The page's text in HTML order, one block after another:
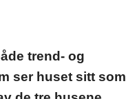
trend- og
ser huset sitt som